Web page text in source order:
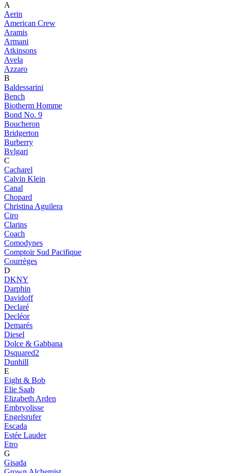
A
Aerin
American Crew
Aramis
Armani
Atkinsons
Avela
Azzaro
B
Baldessarini
Bench
Biotherm Homme
Bond No. 9
Boucheron
Bridgerton
Burberry
Bvlgari
C
Cacharel
Calvin Klein
Canal
Chopard
Christina Aguilera
Ciro
Clarins
Coach
Comodynes
Comptoir Sud Pacifique
Courrèges
D
DKNY
Darphin
Davidoff
Declaré
Decléor
Demarés
Diesel
Dolce & Gabbana
Dsquared2
Dunhill
E
Eight & Bob
Elie Saab
Elizabeth Arden
Embryolisse
Engelsrufer
Escada
Estée Lauder
Etro
G
Gisada